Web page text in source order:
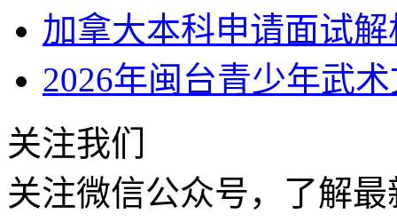
加拿大本科申请面试
2026年闽台青少年武
关注我们
关注微信公众号，了解